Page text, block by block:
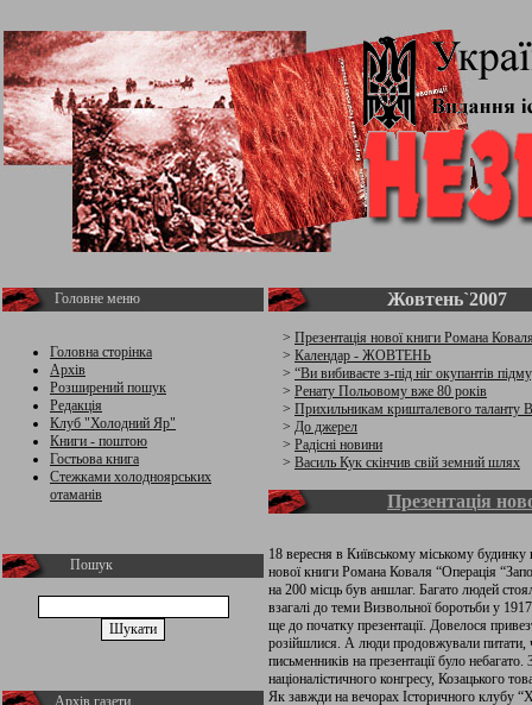
Головне меню
Головна сторінка
Архів
Розширений пошук
Редакція
Клуб "Холодний Яр"
Книги - поштою
Гостьова книга
Стежками холодноярських
отаманів
Пошук
Архів газети
Жовтень`2007
> Презентація нової книги Романа
> Календар - ЖОВТЕНЬ
> “Ви вибиваєте з-під ніг окупантів
> Ренату Польовому вже 80 років
> Прихильникам кришталевого таланту
> До джерел
> Радісні новини
> Василь Кук скінчив свій земний шлях
Презентація
18 вересня в Київському міському будинку
нової книги Романа Коваля “Операція
на 200 місць був аншлаг. Багато людей
взагалі до теми Визвольної боротьби у
ще до початку презентації. Довелося
розійшлися. А люди продовжували питати,
письменників на презентації було
націоналістичного конгресу, Козацького
Як завжди на вечорах Історичного клубу